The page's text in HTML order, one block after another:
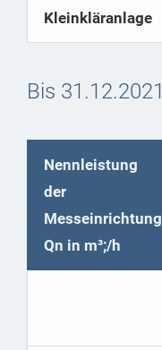
Kleinkläranlage
Bis 31.12.2021
Nennleistung
der
Messeinrichtung
Qn in m³;/h